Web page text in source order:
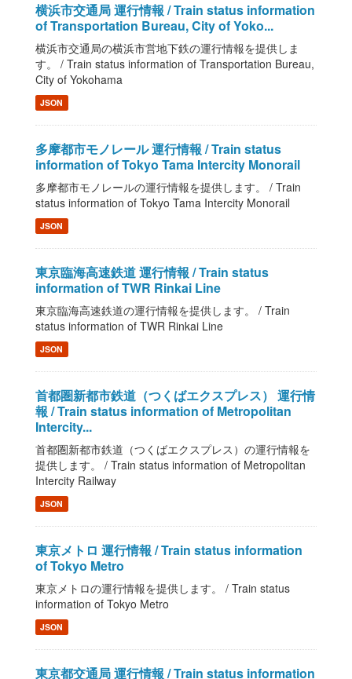
横浜市交通局 運行情報 / Train status information
of Transportation Bureau, City of Yoko...
横浜市交通局の横浜市営地下鉄の運行情報を提供しま
す。 / Train status information of Transportation Bureau,
City of Yokohama
JSON
多摩都市モノレール 運行情報 / Train status
information of Tokyo Tama Intercity Monorail
多摩都市モノレールの運行情報を提供します。 / Train
status information of Tokyo Tama Intercity Monorail
JSON
東京臨海高速鉄道 運行情報 / Train status
information of TWR Rinkai Line
東京臨海高速鉄道の運行情報を提供します。 / Train
status information of TWR Rinkai Line
JSON
首都圏新都市鉄道（つくばエクスプレス） 運行情
報 / Train status information of Metropolitan
Intercity...
首都圏新都市鉄道（つくばエクスプレス）の運行情報を
提供します。 / Train status information of Metropolitan
Intercity Railway
JSON
東京メトロ 運行情報 / Train status information
of Tokyo Metro
東京メトロの運行情報を提供します。 / Train status
information of Tokyo Metro
JSON
東京都交通局 運行情報 / Train status information